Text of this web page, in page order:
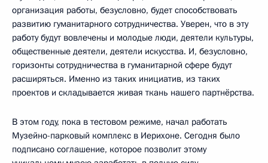
организация работы, безусловно, будет способствовать
развитию гуманитарного сотрудничества. Уверен, что в эту
работу будут вовлечены и молодые люди, деятели культуры,
общественные деятели, деятели искусства. И, безусловно,
горизонты сотрудничества в гуманитарной сфере будут
расширяться. Именно из таких инициатив, из таких
проектов и складывается живая ткань нашего партнёрства.
В этом году, пока в тестовом режиме, начал работать
Музейно-парковый комплекс в Иерихоне. Сегодня было
подписано соглашение, которое позволит этому